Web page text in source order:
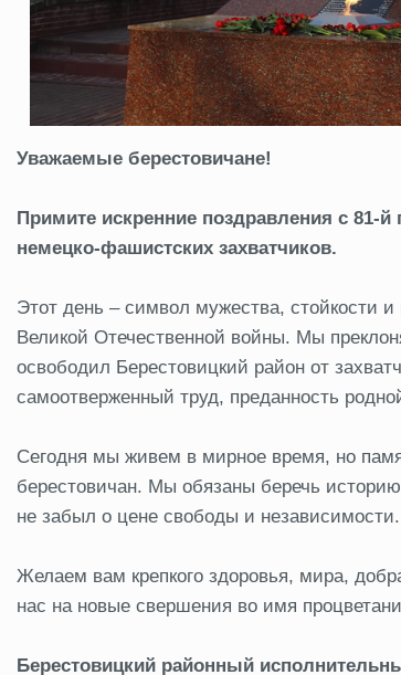
Уважаемые берестовичане!
Примите искренние поздравления с 81-
немецко-фашистских захватчиков.
Этот день – символ мужества, стойкости
Великой Отечественной войны. Мы
освободил Берестовицкий район от
самоотверженный труд, преданность
Сегодня мы живем в мирное время, но
берестовичан. Мы обязаны беречь
не забыл о цене свободы и независимости.
Желаем вам крепкого здоровья, мира,
нас на новые свершения во имя
Берестовицкий районный